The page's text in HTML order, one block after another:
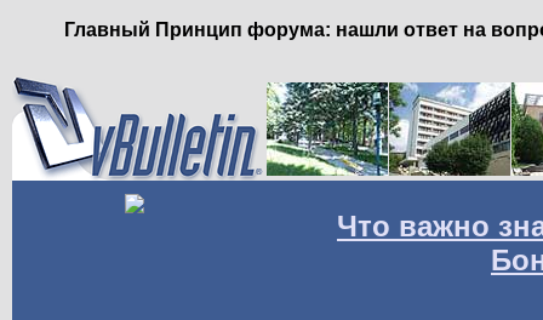
Главный Принцип форума: нашли ответ на
Что важно